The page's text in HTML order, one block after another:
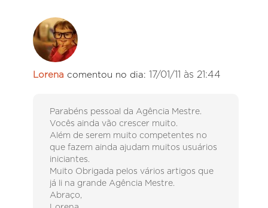
Lorena comentou no dia: 17/01/11 às 21:44
Parabéns pessoal da Agência Mestre.
Vocês ainda vão crescer muito.
Além de serem muito competentes no
que fazem ainda ajudam muitos usuários
iniciantes.
Muito Obrigada pelos vários artigos que
já li na grande Agência Mestre.
Abraço,